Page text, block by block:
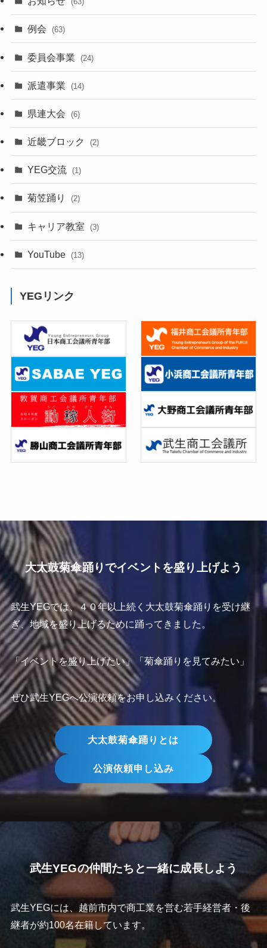
例会 (63)
委員会事業 (24)
派遣事業 (14)
県連大会 (6)
近畿ブロック (2)
YEG交流 (1)
菊笠踊り (2)
キャリア教室 (3)
YouTube (13)
YEGリンク
大太鼓菊傘踊りでイベントを盛り上げよう
武生YEGでは、４０年以上続く大太鼓菊傘踊りを受け継
ぎ、地域を盛り上げるために踊ってきました。
「イベントを盛り上げたい」「菊傘踊りを見てみたい」
ぜひ武生YEGへ公演依頼をお申し込みください。
大太鼓菊傘踊りとは
公演依頼申し込み
武生YEGの仲間たちと一緒に成長しよう
武生YEGには、越前市内で商工業を営む若手経営者・後
継者が約100名在籍しています。